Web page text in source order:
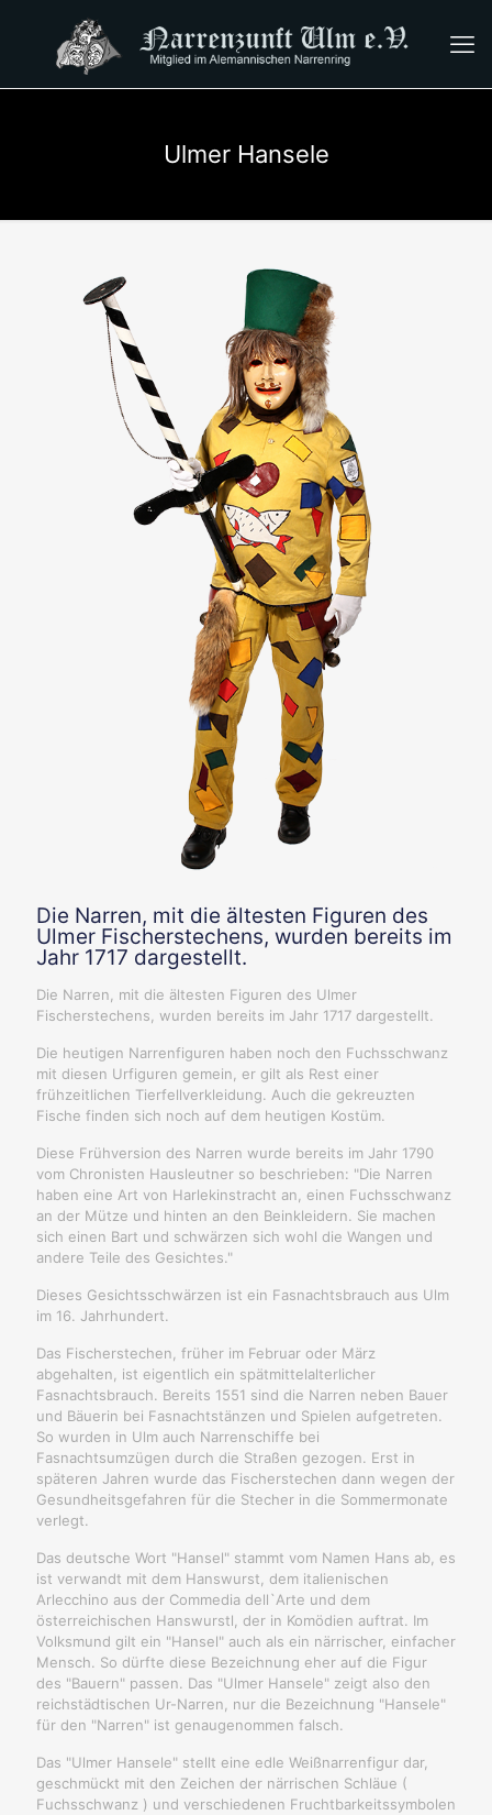
Ulmer Hansele
Die Narren, mit die ältesten Figuren des
Ulmer Fischerstechens, wurden bereits im
Jahr 1717 dargestellt.
Die Narren, mit die ältesten Figuren des Ulmer
Fischerstechens, wurden bereits im Jahr 1717 dargestellt.
Die heutigen Narrenfiguren haben noch den Fuchsschwanz
mit diesen Urfiguren gemein, er gilt als Rest einer
frühzeitlichen Tierfellverkleidung. Auch die gekreuzten
Fische finden sich noch auf dem heutigen Kostüm.
Diese Frühversion des Narren wurde bereits im Jahr 1790
vom Chronisten Hausleutner so beschrieben: "Die Narren
haben eine Art von Harlekinstracht an, einen Fuchsschwanz
an der Mütze und hinten an den Beinkleidern. Sie machen
sich einen Bart und schwärzen sich wohl die Wangen und
andere Teile des Gesichtes."
Dieses Gesichtsschwärzen ist ein Fasnachtsbrauch aus Ulm
im 16. Jahrhundert.
Das Fischerstechen, früher im Februar oder März
abgehalten, ist eigentlich ein spätmittelalterlicher
Fasnachtsbrauch. Bereits 1551 sind die Narren neben Bauer
und Bäuerin bei Fasnachtstänzen und Spielen aufgetreten.
So wurden in Ulm auch Narrenschiffe bei
Fasnachtsumzügen durch die Straßen gezogen. Erst in
späteren Jahren wurde das Fischerstechen dann wegen der
Gesundheitsgefahren für die Stecher in die Sommermonate
verlegt.
Das deutsche Wort "Hansel" stammt vom Namen Hans ab, es
ist verwandt mit dem Hanswurst, dem italienischen
Arlecchino aus der Commedia dell`Arte und dem
österreichischen Hanswurstl, der in Komödien auftrat. Im
Volksmund gilt ein "Hansel" auch als ein närrischer, einfacher
Mensch. So dürfte diese Bezeichnung eher auf die Figur
des "Bauern" passen. Das "Ulmer Hansele" zeigt also den
reichstädtischen Ur-Narren, nur die Bezeichnung "Hansele"
für den "Narren" ist genaugenommen falsch.
Das "Ulmer Hansele" stellt eine edle Weißnarrenfigur dar,
geschmückt mit den Zeichen der närrischen Schläue (
Fuchsschwanz ) und verschiedenen Fruchtbarkeitssymbolen